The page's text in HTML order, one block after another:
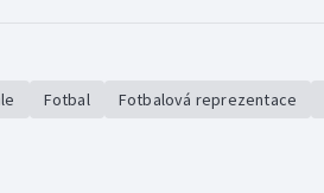
Fotbal Fotbalová reprezentace